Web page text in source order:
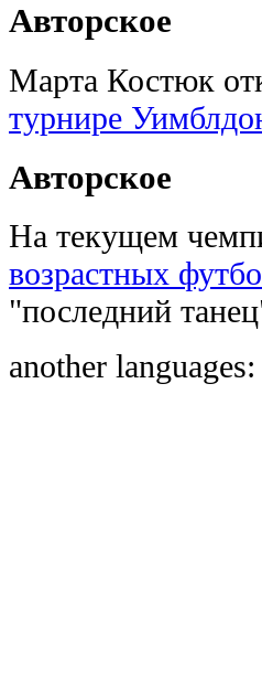
Авторское
Марта Костюк
турнире
Авторское
На текущем
возрастных
"последний
another languages: